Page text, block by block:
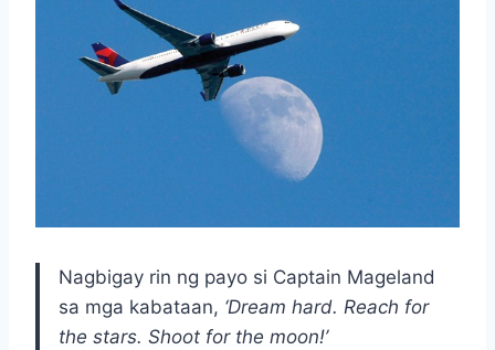
Nagbigay rin ng payo si Captain Mageland
sa mga kabataan, ‘Dream hard. Reach for
the stars. Shoot for the moon!’